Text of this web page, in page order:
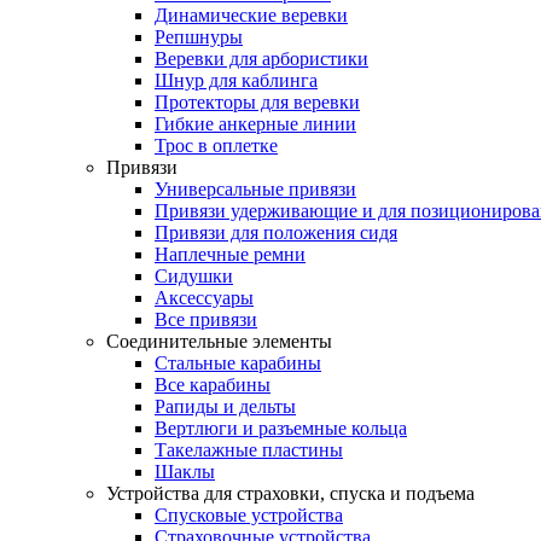
Динамические веревки
Репшнуры
Веревки для арбористики
Шнур для каблинга
Протекторы для веревки
Гибкие анкерные линии
Трос в оплетке
Привязи
Универсальные привязи
Привязи удерживающие и для
Привязи для положения сидя
Наплечные ремни
Сидушки
Аксессуары
Все привязи
Соединительные элементы
Стальные карабины
Все карабины
Рапиды и дельты
Вертлюги и разъемные кольца
Такелажные пластины
Шаклы
Устройства для страховки, спуска и подъема
Спусковые устройства
Страховочные устройства